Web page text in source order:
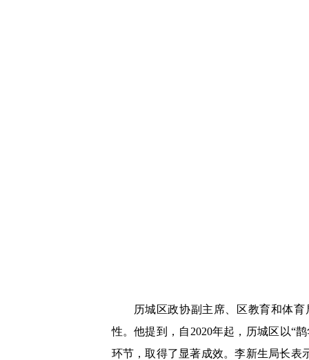
历城区政协副主席、区教育和体
性。他提到，自2020年起，历城区以“
环节，取得了显著成效。李新生局长表